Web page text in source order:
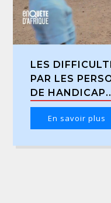
LES
PAR LES
DE
En savoir plus